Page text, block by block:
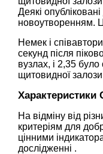
Деякі
новоутворенням.
Немек і
секунд після
вузлах, і 2,35
щитовидної
Характеристики
На відміну від
критеріям для
цінними
дослідженні .